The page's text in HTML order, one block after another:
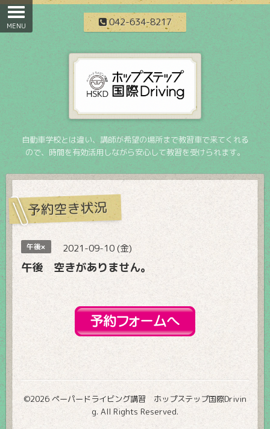
042-634-8217
自動車学校とは違い、講師が希望の場所まで教習車で来てくれる
ので、時間を有効活用しながら安心して教習を受けられます。
予約空き状況
午後× 2021-09-10 (金)
午後 空きがありません。
©2026 ペーパードライビング講習 ホップステップ国際Drivin
g. All Rights Reserved.